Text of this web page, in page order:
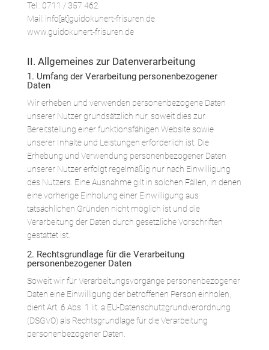
Tel.: 0711 / 357 462
Mail: info[at]guidokunert-frisuren.de
www.guidokunert-frisuren.de
II. Allgemeines zur Datenverarbeitung
1. Umfang der Verarbeitung personenbezogener
Daten
Wir erheben und verwenden personenbezogene Daten
unserer Nutzer grundsätzlich nur, soweit dies zur
Bereitstellung einer funktionsfähigen Website sowie
unserer Inhalte und Leistungen erforderlich ist. Die
Erhebung und Verwendung personenbezogener Daten
unserer Nutzer erfolgt regelmäßig nur nach Einwilligung
des Nutzers. Eine Ausnahme gilt in solchen Fällen, in denen
eine vorherige Einholung einer Einwilligung aus
tatsächlichen Gründen nicht möglich ist und die
Verarbeitung der Daten durch gesetzliche Vorschriften
gestattet ist.
2. Rechtsgrundlage für die Verarbeitung
personenbezogener Daten
Soweit wir für Verarbeitungsvorgänge personenbezogener
Daten eine Einwilligung der betroffenen Person einholen,
dient Art. 6 Abs. 1 lit. a EU-Datenschutzgrundverordnung
(DSGVO) als Rechtsgrundlage für die Verarbeitung
personenbezogener Daten.